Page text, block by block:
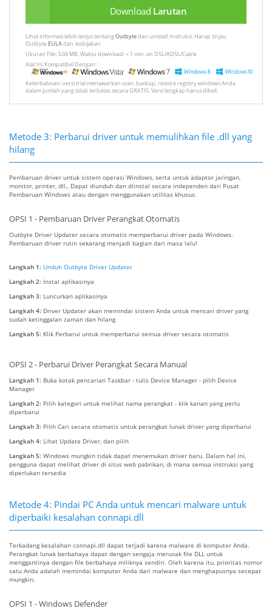
Download Larutan
Lihat informasi lebih lanjut tentangOutbytedan unistall :instruksi. Harap tinjau
Outbyte EULAdan :kebijakan
Ukuran File: 3.04 MB, Waktu download: < 1 min. on DSL/ADSL/Cable
Alat Ini Kompatibel Dengan:
Keterbatasan: versi trial menawarkan scan, backup, restore registry windows Anda
dalam jumlah yang tidak terbatas secara GRATIS. Versi lengkap harus dibeli.
Metode 3: Perbarui driver untuk memulihkan file .dll yang
hilang
Pembaruan driver untuk sistem operasi Windows, serta untuk adaptor jaringan,
monitor, printer, dll., Dapat diunduh dan diinstal secara independen dari Pusat
Pembaruan Windows atau dengan menggunakan utilitas khusus.
OPSI 1 - Pembaruan Driver Perangkat Otomatis
Outbyte Driver Updater secara otomatis memperbarui driver pada Windows.
Pembaruan driver rutin sekarang menjadi bagian dari masa lalu!
Langkah 1: Unduh Outbyte Driver Updater
Langkah 2: Instal aplikasinya
Langkah 3: Luncurkan aplikasinya
Langkah 4: Driver Updater akan memindai sistem Anda untuk mencari driver yang
sudah ketinggalan zaman dan hilang
Langkah 5: Klik Perbarui untuk memperbarui semua driver secara otomatis
OPSI 2 - Perbarui Driver Perangkat Secara Manual
Langkah 1: Buka kotak pencarian Taskbar - tulis Device Manager - pilih Device
Manager
Langkah 2: Pilih kategori untuk melihat nama perangkat - klik kanan yang perlu
diperbarui
Langkah 3: Pilih Cari secara otomatis untuk perangkat lunak driver yang diperbarui
Langkah 4: Lihat Update Driver, dan pilih
Langkah 5: Windows mungkin tidak dapat menemukan driver baru. Dalam hal ini,
pengguna dapat melihat driver di situs web pabrikan, di mana semua instruksi yang
diperlukan tersedia
Metode 4: Pindai PC Anda untuk mencari malware untuk
diperbaiki kesalahan connapi.dll
Terkadang kesalahan connapi.dll dapat terjadi karena malware di komputer Anda.
Perangkat lunak berbahaya dapat dengan sengaja merusak file DLL untuk
menggantinya dengan file berbahaya miliknya sendiri. Oleh karena itu, prioritas nomor
satu Anda adalah memindai komputer Anda dari malware dan menghapusnya secepat
mungkin.
OPSI 1 - Windows Defender